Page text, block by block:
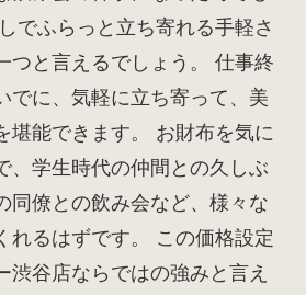
でふらっと立ち寄れる手軽さ
つと言えるでしょう。 仕事終
でに、気軽に立ち寄って、美
堪能できます。 お財布を気に
、学生時代の仲間との久しぶ
同僚との飲み会など、様々な
れるはずです。 この価格設定
渋谷店ならではの強みと言え